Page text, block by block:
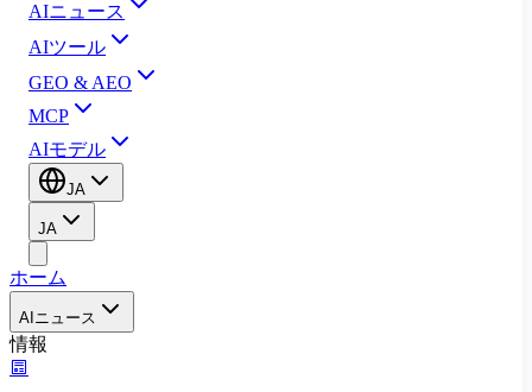
AIニュース
AIツール
GEO & AEO
MCP
AIモデル
JA
JA
ホーム
AIニュース
情報